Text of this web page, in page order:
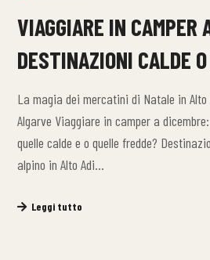
VIAGGIARE IN CAMPER
DESTINAZIONI CALDE
La magia dei mercatini di Natale in
Algarve Viaggiare in camper a
quelle calde e o quelle fredde?
alpino in Alto Adi…
Leggi tutto